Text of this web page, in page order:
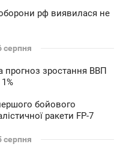
рф виявилася не
серпня
прогноз зростання ВВП
бойового
ракети FP-7
серпня